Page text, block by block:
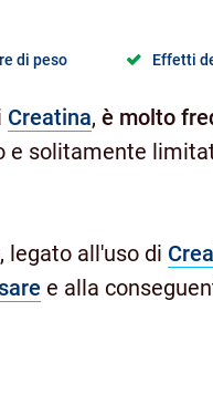
di peso Effetti
Creatina, è molto
e solitamente
legato all'uso di
e alla